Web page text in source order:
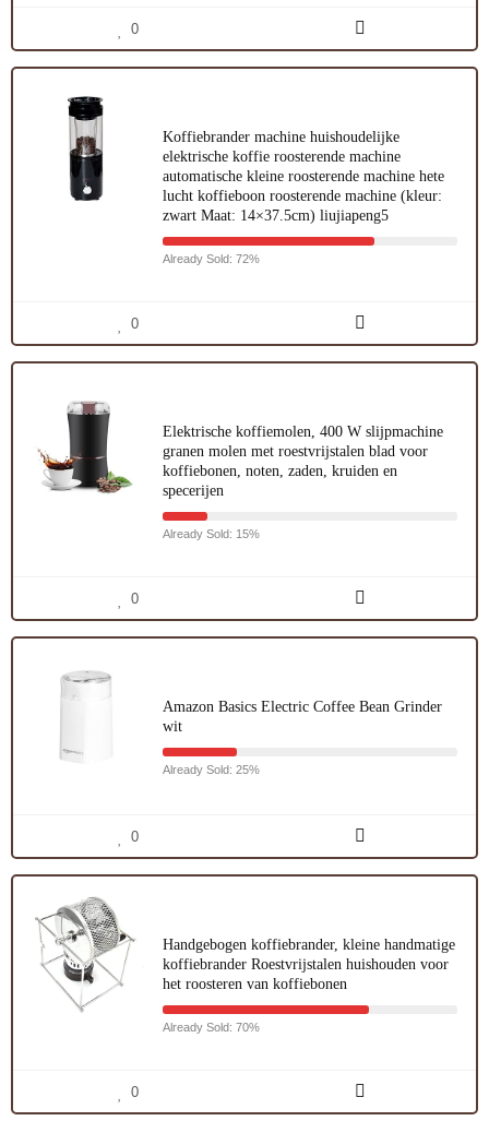
0
Koffiebrander machine huishoudelijke
elektrische koffie roosterende machine
automatische kleine roosterende machine hete
lucht koffieboon roosterende machine (kleur:
zwart Maat: 14×37.5cm) liujiapeng5
Already Sold: 72%
0
Elektrische koffiemolen, 400 W slijpmachine
granen molen met roestvrijstalen blad voor
koffiebonen, noten, zaden, kruiden en
specerijen
Already Sold: 15%
0
Amazon Basics Electric Coffee Bean Grinder
wit
Already Sold: 25%
0
Handgebogen koffiebrander, kleine handmatige
koffiebrander Roestvrijstalen huishouden voor
het roosteren van koffiebonen
Already Sold: 70%
0